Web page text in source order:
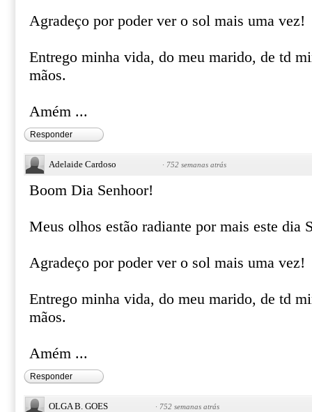
Agradeço por poder ver o sol mais uma vez!
Entrego minha vida, do meu marido, de td
mãos.
Amém ...
Responder
Adelaide Cardoso · 752 semanas atrás
Boom Dia Senhoor!
Meus olhos estão radiante por mais este dia
Agradeço por poder ver o sol mais uma vez!
Entrego minha vida, do meu marido, de td
mãos.
Amém ...
Responder
OLGA B. GOES · 752 semanas atrás